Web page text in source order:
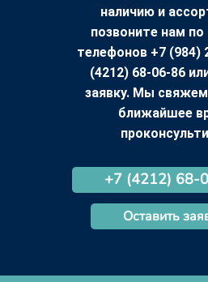
наличию и
позвоните нам
телефонов +7 (984)
(4212) 68-06-86
заявку. Мы
ближайшее
+7 (4212) 68-
Оставить